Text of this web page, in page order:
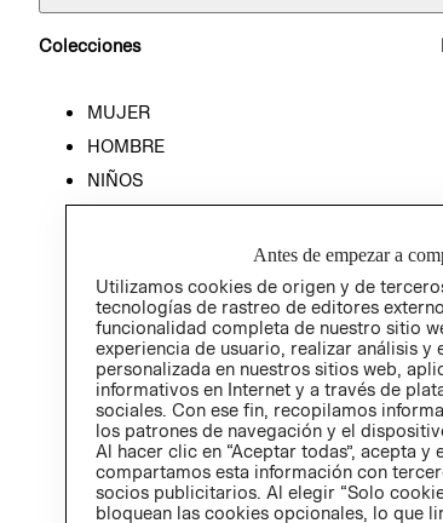
Colecciones
MUJER
HOMBRE
NIÑOS
Antes de empezar a
Utilizamos cookies de origen y de
tecnologías de rastreo de editores
funcionalidad completa de nuestro sitio
experiencia de usuario, realizar análisis y
personalizada en nuestros sitios web,
informativos en Internet y a través de
sociales. Con ese fin, recopilamos
los patrones de navegación y el
Al hacer clic en “Aceptar todas”, acepta y
compartamos esta información con
socios publicitarios. Al elegir “Solo
bloquean las cookies opcionales, lo que